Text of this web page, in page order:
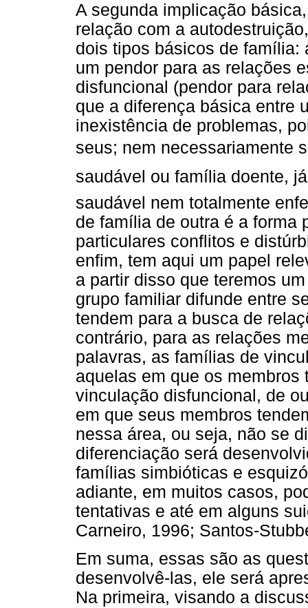
A segunda implicação
relação com a
dois tipos básicos de família:
um pendor para as relações
disfuncional (pendor para
que a diferença básica entre
inexistência de problemas,
seus; nem necessariamente
saudável ou família
saudável nem totalmente
de família de outra é a forma
particulares conflitos e
enfim, tem aqui um papel
a partir disso que teremos
grupo familiar difunde entre
tendem para a busca de
contrário, para as relações
palavras, as famílias de
aquelas em que os
vinculação disfuncional, de
em que seus membros
nessa área, ou seja, não se
diferenciação será
famílias simbióticas e
adiante, em muitos casos,
tentativas e até em alguns
Carneiro, 1996; Santos-
Em suma, essas são as
desenvolvê-las, ele será
Na primeira, visando a